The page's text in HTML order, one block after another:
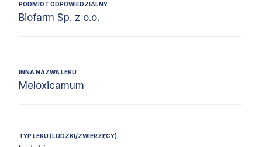
PODMIOT ODPOWIEDZIALNY
Biofarm Sp. z o.o.
INNA NAZWA LEKU
Meloxicamum
TYP LEKU (LUDZKI/ZWIERZĘCY)